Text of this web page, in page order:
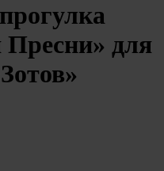
Пресни» для